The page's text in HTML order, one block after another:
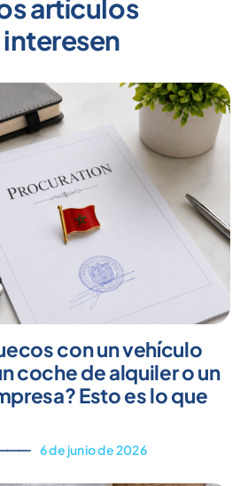
artículos
con un vehículo
coche de alquiler o un
Esto es lo que
6 de junio de 2026